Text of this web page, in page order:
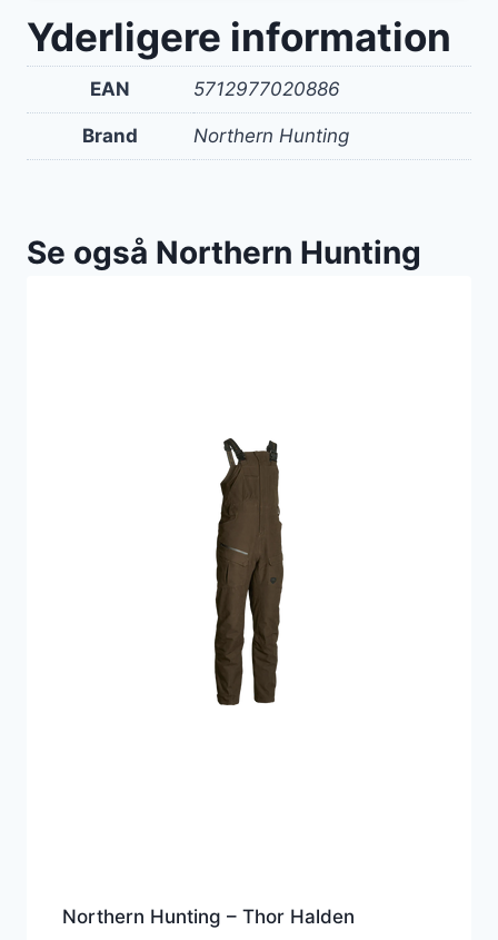
Yderligere information
EAN 5712977020886
Brand Northern Hunting
Se også Northern Hunting
Northern Hunting – Thor Halden